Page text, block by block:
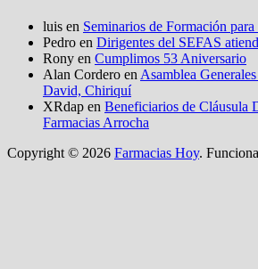
luis en Seminarios de Formación
Pedro en Dirigentes del SEFAS
Rony en Cumplimos 53 Aniversario
Alan Cordero en Asamblea
David, Chiriquí
XRdap en Beneficiarios de Cláusula
Farmacias Arrocha
Copyright © 2026 Farmacias Hoy.